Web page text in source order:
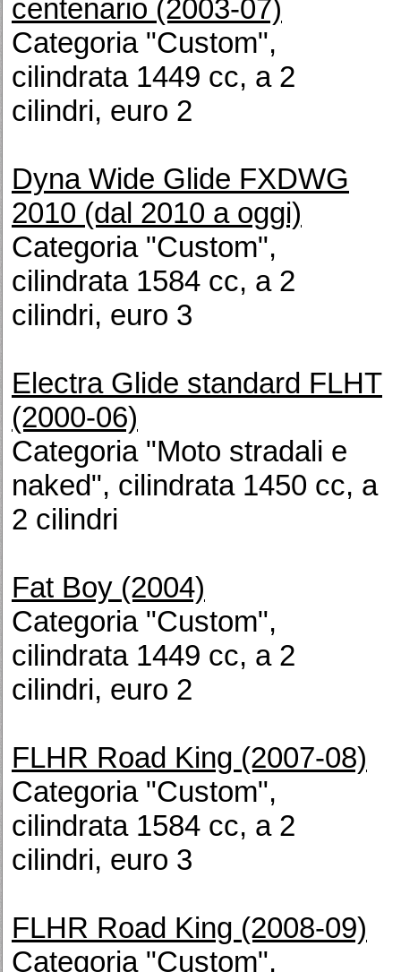
centenario (2003-07)
Categoria "Custom",
cilindrata 1449 cc, a 2
cilindri, euro 2
Dyna Wide Glide FXDWG
2010 (dal 2010 a oggi)
Categoria "Custom",
cilindrata 1584 cc, a 2
cilindri, euro 3
Electra Glide standard FLHT
(2000-06)
Categoria "Moto stradali e
naked", cilindrata 1450 cc, a
2 cilindri
Fat Boy (2004)
Categoria "Custom",
cilindrata 1449 cc, a 2
cilindri, euro 2
FLHR Road King (2007-08)
Categoria "Custom",
cilindrata 1584 cc, a 2
cilindri, euro 3
FLHR Road King (2008-09)
Categoria "Custom",